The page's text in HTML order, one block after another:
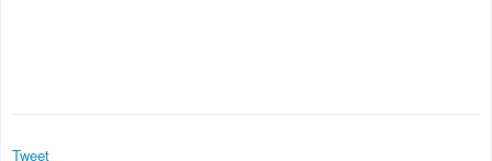
Tweet